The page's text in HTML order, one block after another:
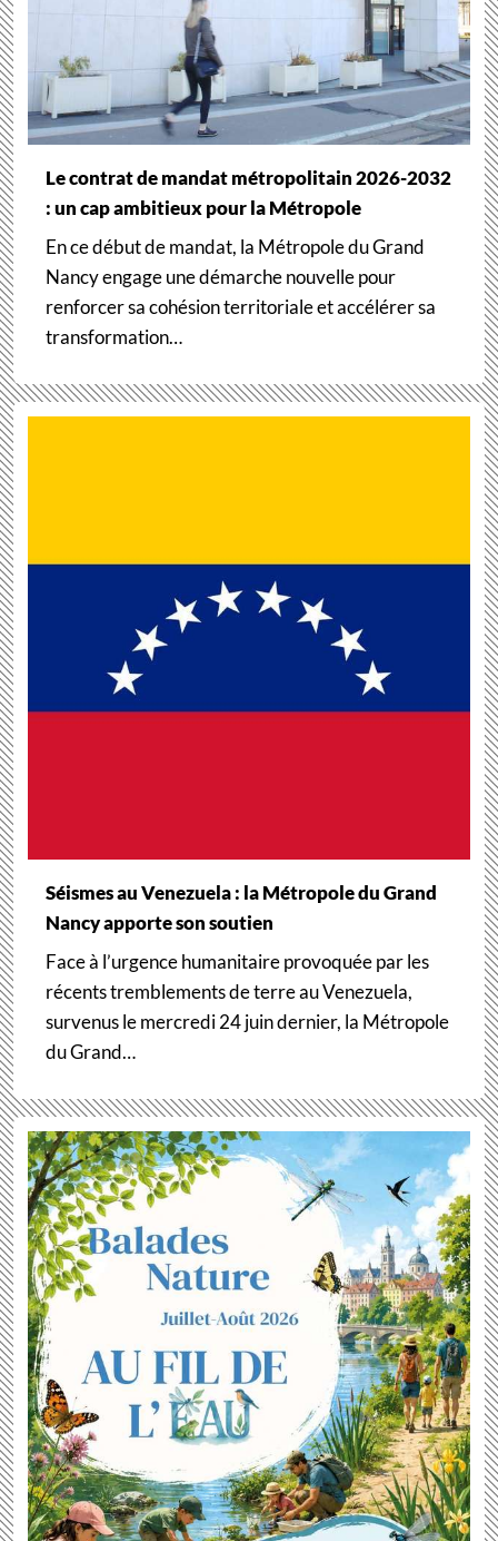
Le contrat de mandat métropolitain 2026-2032
: un cap ambitieux pour la Métropole
En ce début de mandat, la Métropole du Grand
Nancy engage une démarche nouvelle pour
renforcer sa cohésion territoriale et accélérer sa
transformation…
Séismes au Venezuela : la Métropole du Grand
Nancy apporte son soutien
Face à l’urgence humanitaire provoquée par les
récents tremblements de terre au Venezuela,
survenus le mercredi 24 juin dernier, la Métropole
du Grand…